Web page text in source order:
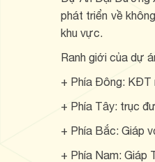
phát triển về
khu vực.
Ranh giới của dự
+ Phía Đông: KĐT
+ Phía Tây: trục
+ Phía Bắc: Giáp
+ Phía Nam: Giáp